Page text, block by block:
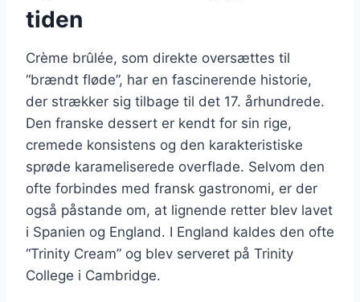
tiden
Crème brûlée, som direkte oversættes til
“brændt fløde”, har en fascinerende historie,
der strækker sig tilbage til det 17. århundrede.
Den franske dessert er kendt for sin rige,
cremede konsistens og den karakteristiske
sprøde karameliserede overflade. Selvom den
ofte forbindes med fransk gastronomi, er der
også påstande om, at lignende retter blev lavet
i Spanien og England. I England kaldes den ofte
“Trinity Cream” og blev serveret på Trinity
College i Cambridge.